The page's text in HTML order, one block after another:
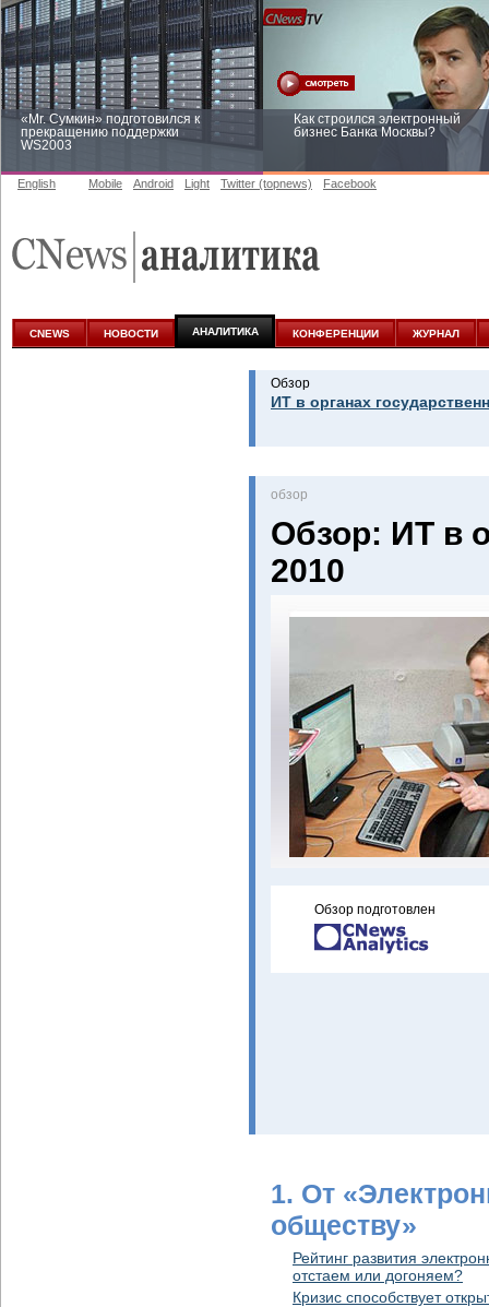
«Mr. Сумкин» подготовился к
прекращению поддержки
WS2003
Как строился электронный
бизнес Банка Москвы?
аналитике
English Mobile Android Light Twitter (topnews) Facebook
CNEWS НОВОСТИ АНАЛИТИКА КОНФЕРЕНЦИИ ЖУРНАЛ
Обзор
ИТ в органах
oбзор
Обзор: ИТ в
2010
Обзор подготовлен
1. От
обществу»
Рейтинг развития
отстаем или догоняем?
Кризис способствует